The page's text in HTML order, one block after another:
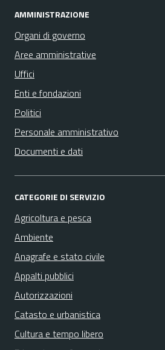
AMMINISTRAZIONE
Organi di governo
Aree amministrative
Uffici
Enti e fondazioni
Politici
Personale amministrativo
Documenti e dati
CATEGORIE DI SERVIZIO
Agricoltura e pesca
Ambiente
Anagrafe e stato civile
Appalti pubblici
Autorizzazioni
Catasto e urbanistica
Cultura e tempo libero